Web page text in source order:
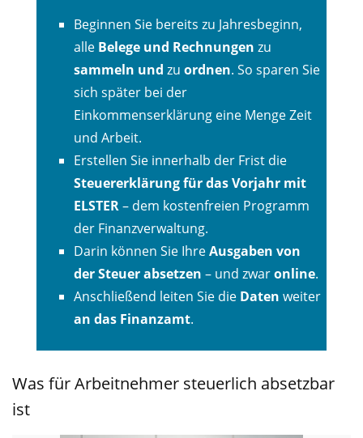
Beginnen Sie bereits zu Jahresbeginn,
alle Belege und Rechnungen zu
sammeln und zu ordnen. So sparen Sie
sich später bei der
Einkommenserklärung eine Menge Zeit
und Arbeit.
Erstellen Sie innerhalb der Frist die
Steuererklärung für das Vorjahr mit
ELSTER– dem kostenfreien Programm
der Finanzverwaltung.
Darin können Sie IhreAusgaben von
der Steuer absetzen – und zwaronline.
Anschließend leiten Sie die Daten weiter
an das Finanzamt.
Was für Arbeitnehmer steuerlich absetzbar
ist